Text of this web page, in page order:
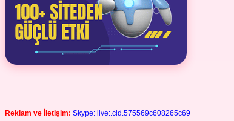
Reklam ve İletişim: Skype: live:.cid.575569c608265c69